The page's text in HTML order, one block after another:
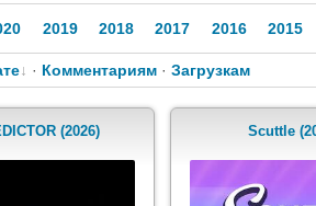
2019 2018 2017 2016 2015
· Комментариям · Загрузкам
(2026) Scuttle